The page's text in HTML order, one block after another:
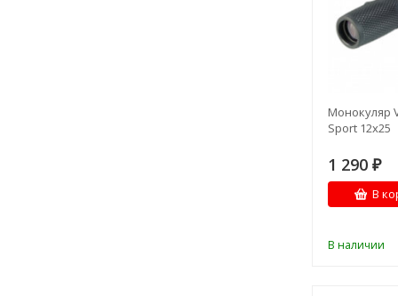
Монокуляр
Sport 12x25
1 290 ₽
В
В наличии